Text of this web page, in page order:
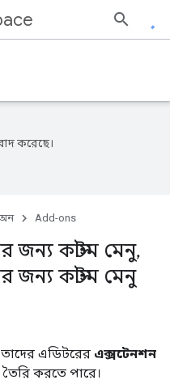
করেছে।
Add-ons
কাস্টম মেনু,
কাস্টম মেনু
তাদের এডিটরের এক্সটেনশন
করতে পারে।